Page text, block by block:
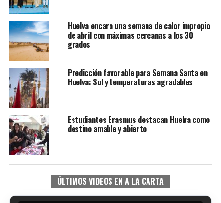
Huelva encara una semana de calor impropio
de abril con máximas cercanas a los 30
grados
Predicción favorable para Semana Santa en
Huelva: Sol y temperaturas agradables
Estudiantes Erasmus destacan Huelva como
destino amable y abierto
ÚLTIMOS VIDEOS EN A LA CARTA